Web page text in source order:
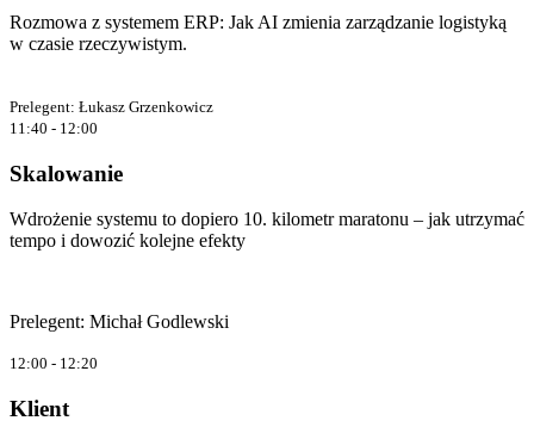
Rozmowa z systemem ERP: Jak AI zmienia zarządzanie logistyką
w czasie rzeczywistym.
Prelegent: Łukasz Grzenkowicz
11:40 - 12:00
Skalowanie
Wdrożenie systemu to dopiero 10. kilometr maratonu – jak utrzymać
tempo i dowozić kolejne efekty
Prelegent: Michał Godlewski
12:00 - 12:20
Klient